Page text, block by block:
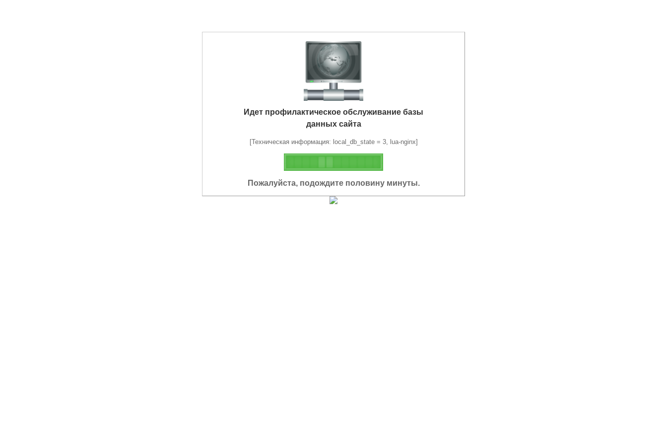
Идет профилактическое обслуживание базы
данных сайта
[Техническая информация: local_db_state = 3, lua-nginx]
Пожалуйста, подождите половину минуты.